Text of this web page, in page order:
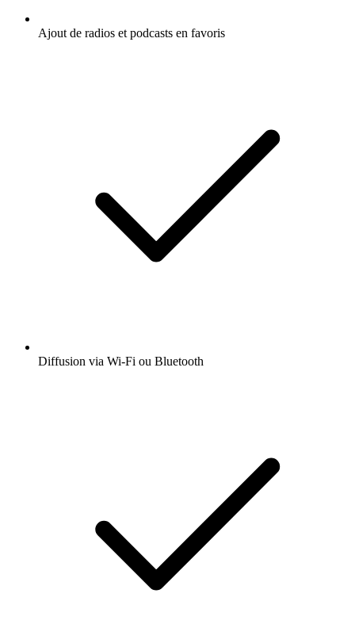
Ajout de radios et podcasts en favoris
Diffusion via Wi-Fi ou Bluetooth